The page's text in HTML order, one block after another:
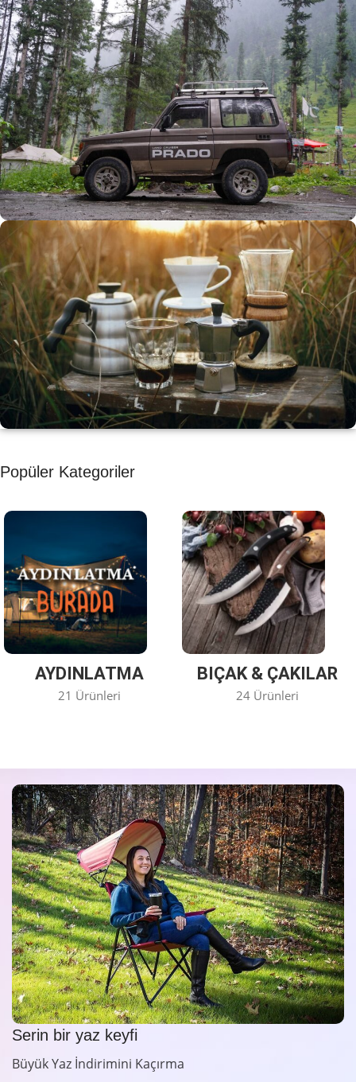
Büyük Yaz İndirimi
0
Günler
00
Hr
00
Min
00
SSK
Alışverişe Başla
ARAÇ AKSESUARLARI
SATIŞ VE MONTAJ
Keşfet
KAHVE KEYFİ
Kahvemizi Denediniz mi ?
Keşfet
Popüler Kategoriler
AYDINLATMA
21 Ürünleri
BIÇAK & ÇAKILAR
24 Ürünleri
Serin bir yaz keyfi
Büyük Yaz İndirimini Kaçırma